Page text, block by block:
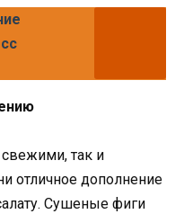
так и
отличное дополнение
Сушеные фиги